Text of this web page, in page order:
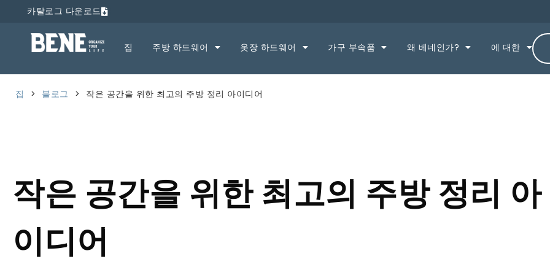
카탈로그 다운로드
집 주방 하드웨어 옷장 하드웨어 가구 부속품 왜 베네인가? 에 대한
집 > 블로그 > 작은 공간을 위한 최고의 주방 정리 아이디어
작은 공간을 위한 최고의 주방 정리 아
이디어